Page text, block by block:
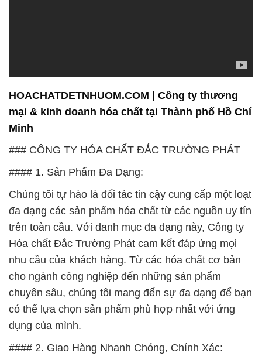
HOACHATDETNHUOM.COM | Công ty thương
mại & kinh doanh hóa chất tại Thành phố Hồ Chí
Minh
### CÔNG TY HÓA CHẤT ĐẮC TRƯỜNG PHÁT
#### 1. Sản Phẩm Đa Dạng:
Chúng tôi tự hào là đối tác tin cậy cung cấp một loạt
đa dạng các sản phẩm hóa chất từ các nguồn uy tín
trên toàn cầu. Với danh mục đa dạng này, Công ty
Hóa chất Đắc Trường Phát cam kết đáp ứng mọi
nhu cầu của khách hàng. Từ các hóa chất cơ bản
cho ngành công nghiệp đến những sản phẩm
chuyên sâu, chúng tôi mang đến sự đa dạng để bạn
có thể lựa chọn sản phẩm phù hợp nhất với ứng
dụng của mình.
#### 2. Giao Hàng Nhanh Chóng, Chính Xác: